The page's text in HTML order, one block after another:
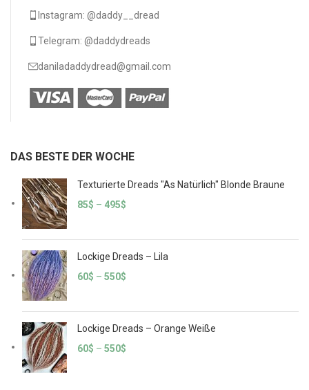
Instagram: @daddy__dread
Telegram: @daddydreads
daniladaddydread@gmail.com
DAS BESTE DER WOCHE
Texturierte Dreads "As Natürlich" Blonde Braune
85$ – 495$
Lockige Dreads – Lila
60$ – 550$
Lockige Dreads – Orange Weiße
60$ – 550$